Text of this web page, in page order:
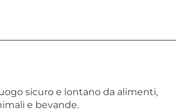
sicuro e lontano da alimenti,
e bevande.